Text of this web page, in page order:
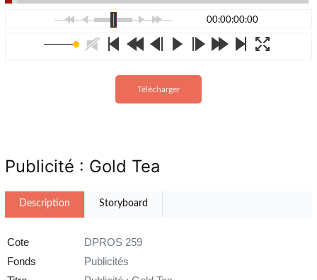
00:00:00:00
Télécharger
Publicité : Gold Tea
Description Storyboard
Cote
DPROS 259
Fonds
Publicités